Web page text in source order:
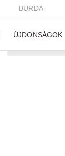
BURDA
ÚJDONSÁGOK